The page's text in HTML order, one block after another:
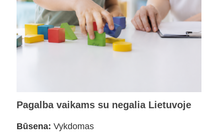
Pagalba vaikams su negalia Lietuvoje
Būsena: Vykdomas